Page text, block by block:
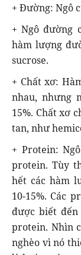
+ Đường: Ngô
+ Ngô đường
hàm lượng
sucrose.
+ Chất xơ:
nhau, nhưng
15%. Chất xơ
tan, như
+ Protein:
protein. Tùy
hết các hàm
10-15%. Các
được biết đến
protein. Nhìn
nghèo vì nó